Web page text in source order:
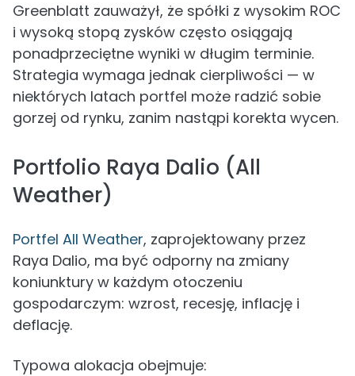
Greenblatt zauważył, że spółki z wysokim ROC
i wysoką stopą zysków często osiągają
ponadprzeciętne wyniki w długim terminie.
Strategia wymaga jednak cierpliwości — w
niektórych latach portfel może radzić sobie
gorzej od rynku, zanim nastąpi korekta wycen.
Portfolio Raya Dalio (All
Weather)
Portfel All Weather, zaprojektowany przez
Raya Dalio, ma być odporny na zmiany
koniunktury w każdym otoczeniu
gospodarczym: wzrost, recesję, inflację i
deflację.
Typowa alokacja obejmuje: